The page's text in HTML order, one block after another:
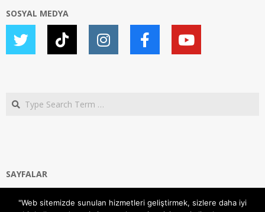
SOSYAL MEDYA
Search
SAYFALAR
Gizlilik ve Çerezler (Cookies) Politikası
"Web sitemizde sunulan hizmetleri geliştirmek, sizlere daha iyi